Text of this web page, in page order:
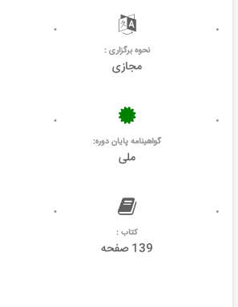
نحوه برگزاری :
مجازی
گواهینامه پایان دوره:
ملی
کتاب :
139 صفحه